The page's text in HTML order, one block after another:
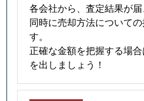
各会社から、査定結果が届
同時に売却方法について
す。
正確な金額を把握する場
を出しましょう！